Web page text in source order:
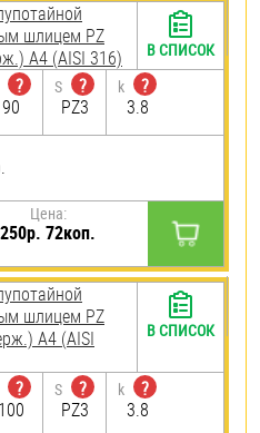
шлицем PZ
A4 (AISI 316)
?
90
S
?
PZ3
k
?
3.8
Цена:
250р. 72коп.
В СПИСОК
шлицем PZ
A4 (AISI
?
100
S
?
PZ3
k
?
3.8
В СПИСОК